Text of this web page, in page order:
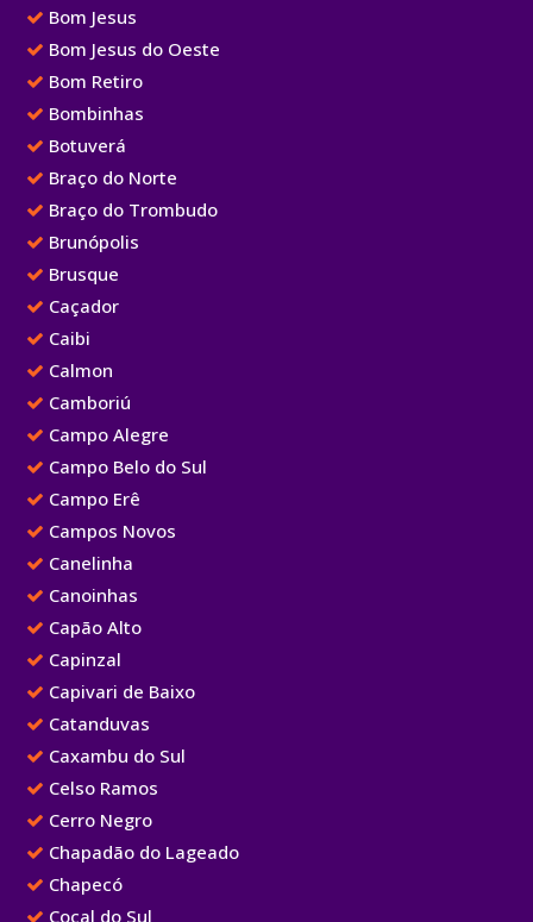
Bom Jesus
Bom Jesus do Oeste
Bom Retiro
Bombinhas
Botuverá
Braço do Norte
Braço do Trombudo
Brunópolis
Brusque
Caçador
Caibi
Calmon
Camboriú
Campo Alegre
Campo Belo do Sul
Campo Erê
Campos Novos
Canelinha
Canoinhas
Capão Alto
Capinzal
Capivari de Baixo
Catanduvas
Caxambu do Sul
Celso Ramos
Cerro Negro
Chapadão do Lageado
Chapecó
Cocal do Sul